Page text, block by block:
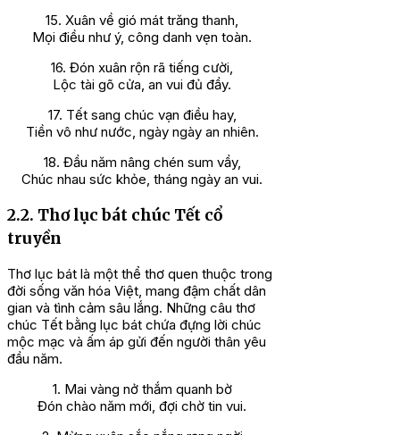
15. Xuân về gió mát trăng thanh,
Mọi điều như ý, công danh vẹn toàn.
16. Đón xuân rộn rã tiếng cười,
Lộc tài gõ cửa, an vui đủ đầy.
17. Tết sang chúc vạn điều hay,
Tiền vô như nước, ngày ngày an nhiên.
18. Đầu năm nâng chén sum vầy,
Chúc nhau sức khỏe, tháng ngày an vui.
2.2. Thơ lục bát chúc Tết cổ
truyền
Thơ lục bát là một thể thơ quen thuộc trong
đời sống văn hóa Việt, mang đậm chất dân
gian và tình cảm sâu lắng. Những câu thơ
chúc Tết bằng lục bát chứa đựng lời chúc
mộc mạc và ấm áp gửi đến người thân yêu
đầu năm.
1. Mai vàng nở thắm quanh bờ
Đón chào năm mới, đợi chờ tin vui.